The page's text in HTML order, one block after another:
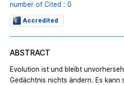
number of Cited : 0
Accredited
ABSTRACT
Evolution ist und bleibt
Gedächtnis nichts ändern. Es kann